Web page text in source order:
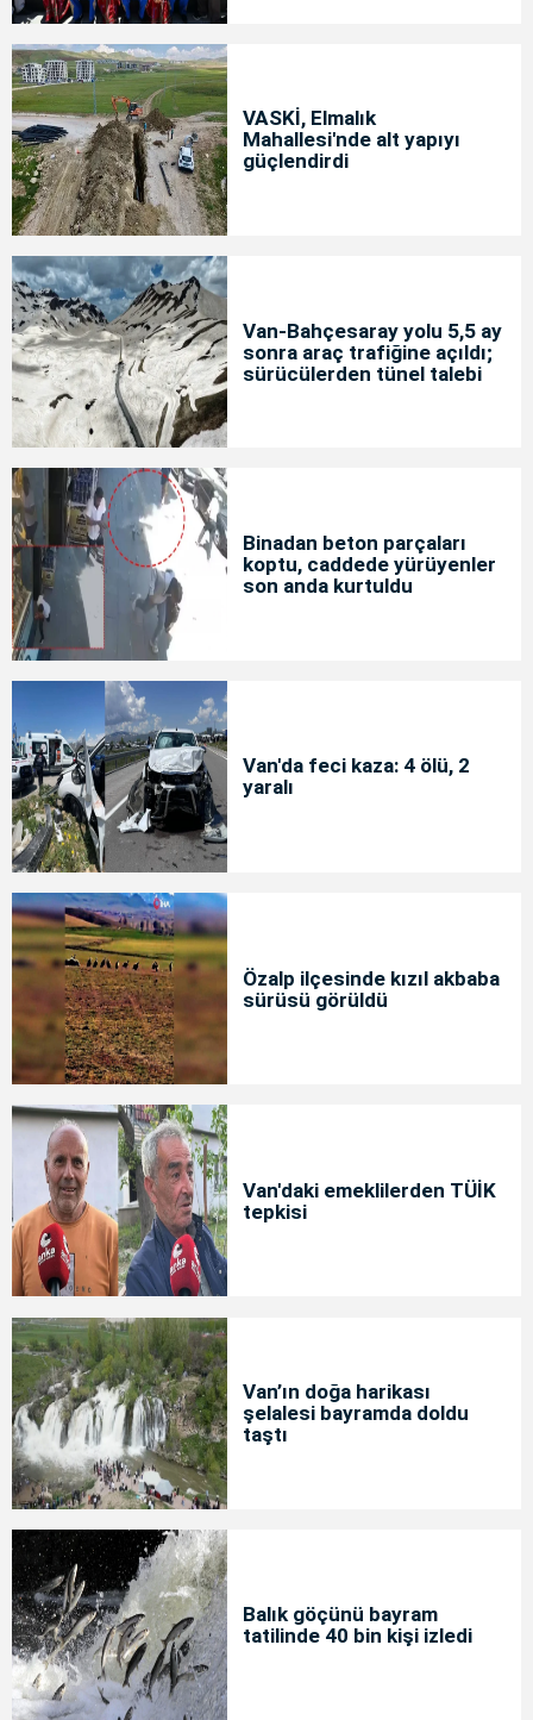
VASKİ, Elmalık
Mahallesi'nde alt yapıyı
güçlendirdi
Van-Bahçesaray yolu 5,5 ay
sonra araç trafiğine açıldı;
sürücülerden tünel talebi
Binadan beton parçaları
koptu, caddede yürüyenler
son anda kurtuldu
Van'da feci kaza: 4 ölü, 2
yaralı
Özalp ilçesinde kızıl akbaba
sürüsü görüldü
Van'daki emeklilerden TÜİK
tepkisi
Van’ın doğa harikası
şelalesi bayramda doldu
taştı
Balık göçünü bayram
tatilinde 40 bin kişi izledi